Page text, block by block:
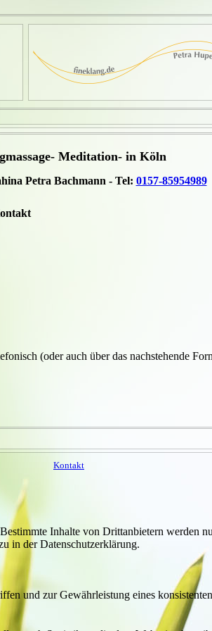
Meditation- in Köln
Petra Bachmann - Tel: 0157-85954989
(oder auch über das nachstehende
Kontakt
Inhalte von Drittanbietern werden
in der Datenschutzerklärung.
und zur Gewährleistung eines